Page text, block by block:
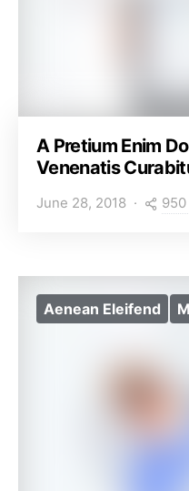
A Pretium Enim
Venenatis
June 28, 2018
Aenean Eleifend